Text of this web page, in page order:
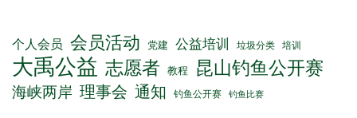
个人会员 会员活动 党建 公益培训 垃圾分类 培训
大禹公益 志愿者 教程 昆山钓鱼公开赛
海峡两岸 理事会 通知 钓鱼公开赛 钓鱼比赛